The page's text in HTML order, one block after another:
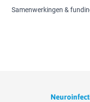
Samenwerkingen &